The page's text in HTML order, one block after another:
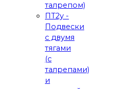
талрепом)
ПТ2у -
Подвески
с двумя
тягами
(с
талрепами)
и